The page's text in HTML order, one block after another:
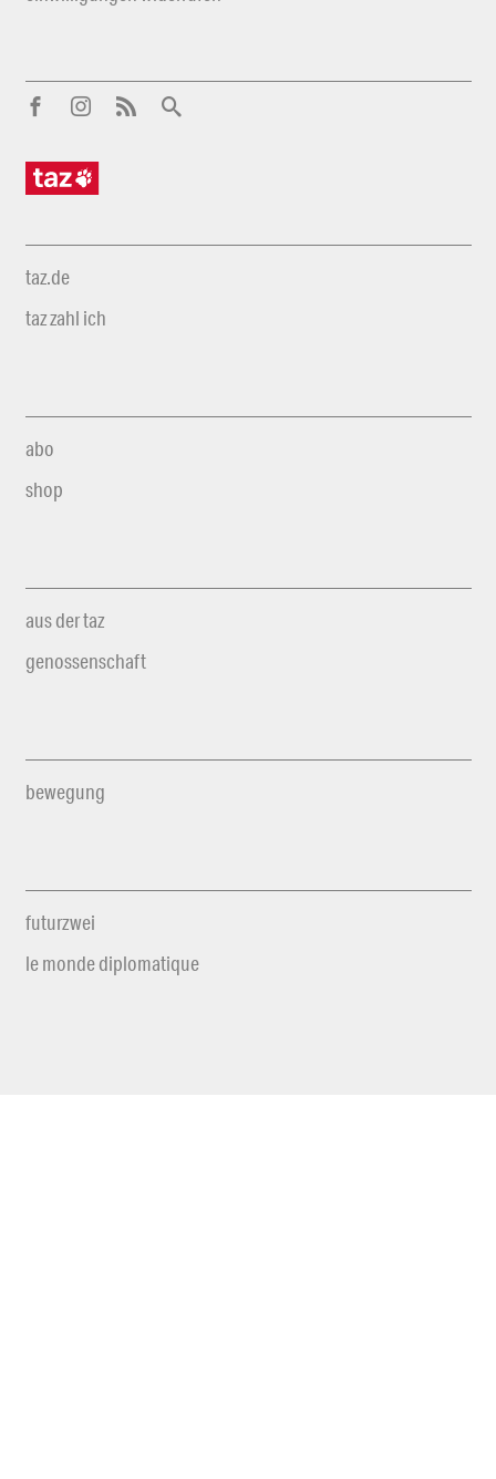
taz.de
taz zahl ich
abo
shop
aus der taz
genossenschaft
bewegung
futurzwei
le monde diplomatique